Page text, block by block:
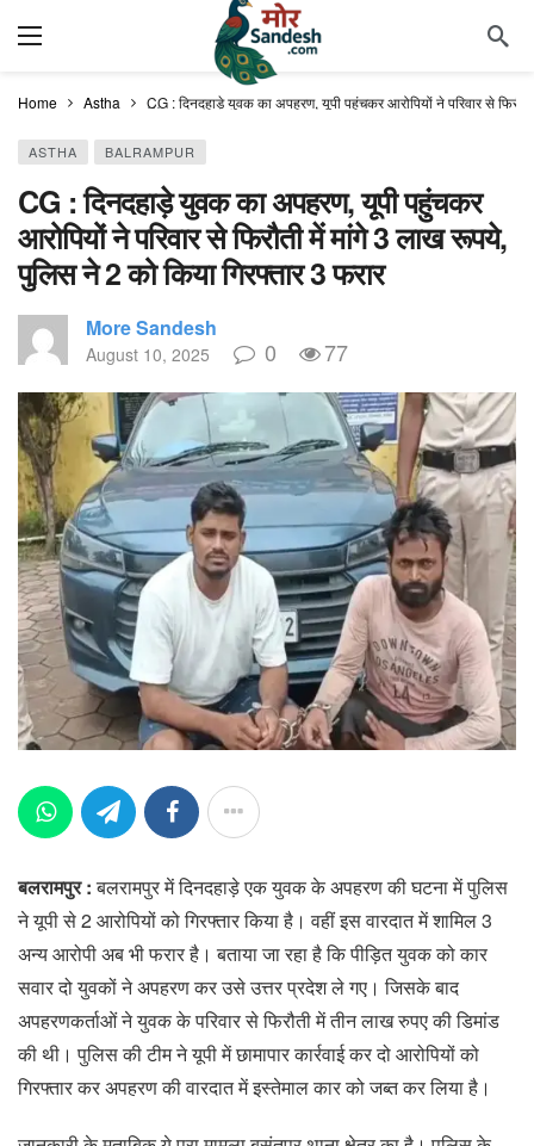
Home Astha CG : दिनदहाड़े युवक का अपहरण, यूपी पहुंचकर आरोपियों ने परिवार से
ASTHA BALRAMPUR
CG : दिनदहाड़े युवक का अपहरण, यूपी पहुंचकर
आरोपियों ने परिवार से फिरौती में मांगे 3 लाख रूपये,
पुलिस ने 2 को किया गिरफ्तार 3 फरार
More Sandesh
August 10, 2025 0 77
बलरामपुर :बलरामपुर में दिनदहाड़े एक युवक के अपहरण की घटना में पुलिस
ने यूपी से 2 आरोपियों को गिरफ्तार किया है। वहीं इस वारदात में शामिल 3
अन्य आरोपी अब भी फरार है। बताया जा रहा है कि पीड़ित युवक को कार
सवार दो युवकों ने अपहरण कर उसे उत्तर प्रदेश ले गए। जिसके बाद
अपहरणकर्ताओं ने युवक के परिवार से फिरौती में तीन लाख रुपए की डिमांड
की थी। पुलिस की टीम ने यूपी में छामापार कार्रवाई कर दो आरोपियों को
गिरफ्तार कर अपहरण की वारदात में इस्तेमाल कार को जब्त कर लिया है।